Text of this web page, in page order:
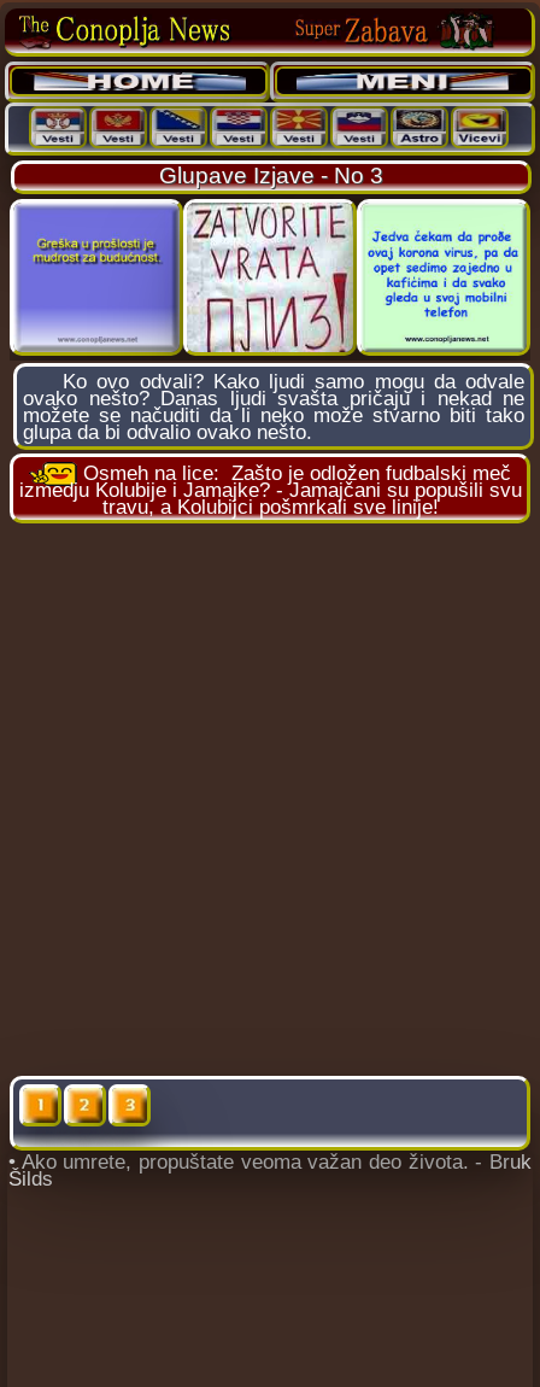
Glupave Izjave - No 3
Ko ovo odvali? Kako ljudi samo mogu da odvale
ovako nešto? Danas ljudi svašta pričaju i nekad ne
možete se načuditi da li neko može stvarno biti tako
glupa da bi odvalio ovako nešto.
Osmeh na lice: Zašto je odložen fudbalski meč
izmedju Kolubije i Jamajke? - Jamajčani su popušili svu
travu, a Kolubijci pošmrkali sve linije!
• Ako umrete, propuštate veoma važan deo života. - Bruk
Šilds